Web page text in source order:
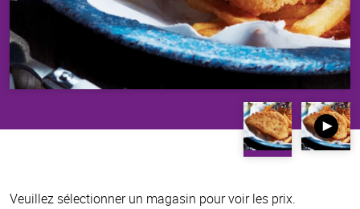
Veuillez sélectionner un magasin pour voir les prix.